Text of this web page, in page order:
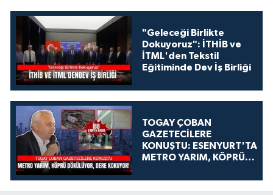
"Geleceği Birlikte
Dokuyoruz": İTHİB ve
İTML'den Tekstil
Eğitiminde Dev İş Birliği
TOGAY ÇOBAN
GAZETECİLERE
KONUŞTU: ESENYURT'TA
METRO YARIM, KÖPRÜ
KOKUYOR!